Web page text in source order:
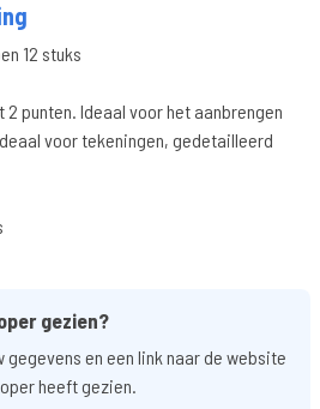
12 stuks
punten. Ideaal voor het aanbrengen
voor tekeningen, gedetailleerd
gezien?
gegevens en een link naar de website
heeft gezien.